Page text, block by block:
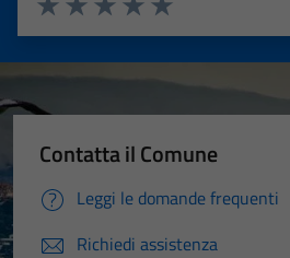
Valuta 5 stelle su 5
Valuta 4 stelle su 5
Valuta 3 stelle su 5
Valuta 2 stelle su 5
Valuta 1 stelle su 5
Contatta il Comune
Leggi le domande frequenti
Richiedi assistenza